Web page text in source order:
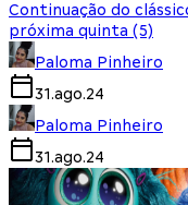
Continuação do
próxima quinta (5)
Paloma Pinheiro
31.ago.24
Paloma Pinheiro
31.ago.24